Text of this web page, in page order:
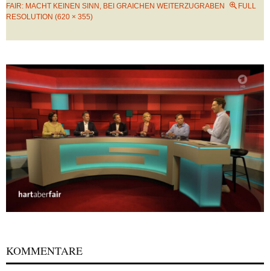
FAIR: MACHT KEINEN SINN, BEI GRAICHEN WEITERZUGRABEN
FULL
RESOLUTION (620 × 355)
KOMMENTARE